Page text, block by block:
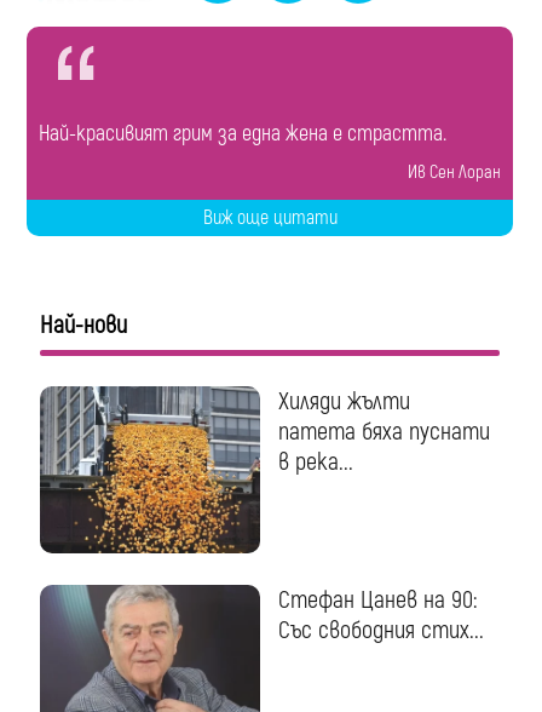
Най-красивият грим за една жена е страстта.
Ив Сен Лоран
Виж още цитати
Най-нови
Хиляди жълти
патета бяха пуснати
в река...
Стефан Цанев на 90:
Със свободния стих...